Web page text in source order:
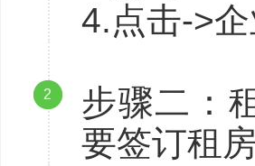
4.点击->
2
步骤二：
要签订租